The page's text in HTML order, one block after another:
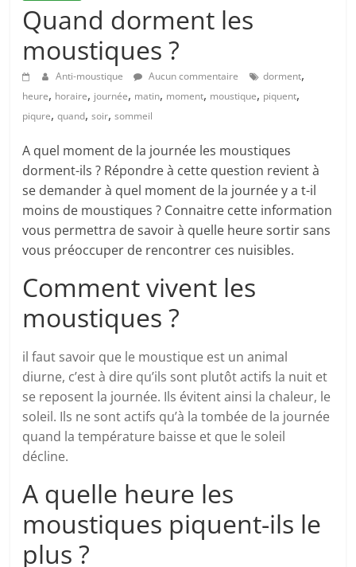
Quand dorment les
moustiques ?
Anti-moustique Aucun commentaire dorment,
heure, horaire, journée, matin, moment, moustique, piquent,
piqure,quand,soir,sommeil
A quel moment de la journée les moustiques
dorment-ils ? Répondre à cette question revient à
se demander à quel moment de la journée y a t-il
moins de moustiques ? Connaitre cette information
vous permettra de savoir à quelle heure sortir sans
vous préoccuper de rencontrer ces nuisibles.
Comment vivent les
moustiques ?
il faut savoir que le moustique est un animal
diurne, c’est à dire qu’ils sont plutôt actifs la nuit et
se reposent la journée. Ils évitent ainsi la chaleur, le
soleil. Ils ne sont actifs qu’à la tombée de la journée
quand la température baisse et que le soleil
décline.
A quelle heure les
moustiques piquent-ils le
plus ?